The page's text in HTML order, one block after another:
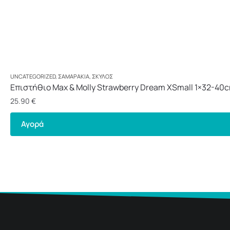
UNCATEGORIZED, ΣΑΜΑΡΆΚΙΑ ΣΚΎΛΟΣ
Επιστήθιο Max & Molly Strawberry Dream XSmall 1×32-
25.90 €
Αγορά